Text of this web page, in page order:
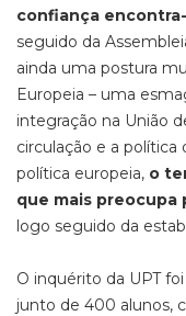
confiança
seguido da
ainda uma postura
Europeia – uma
integração na União
circulação e a
política europeia, o
que mais
logo seguido da
O inquérito da UPT
junto de 400 alunos,